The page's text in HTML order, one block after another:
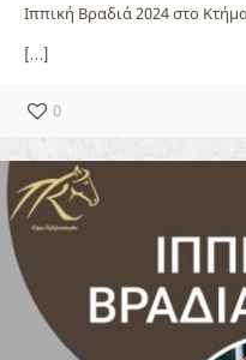
Ιππική Βραδιά 2024 στο
[…]
0